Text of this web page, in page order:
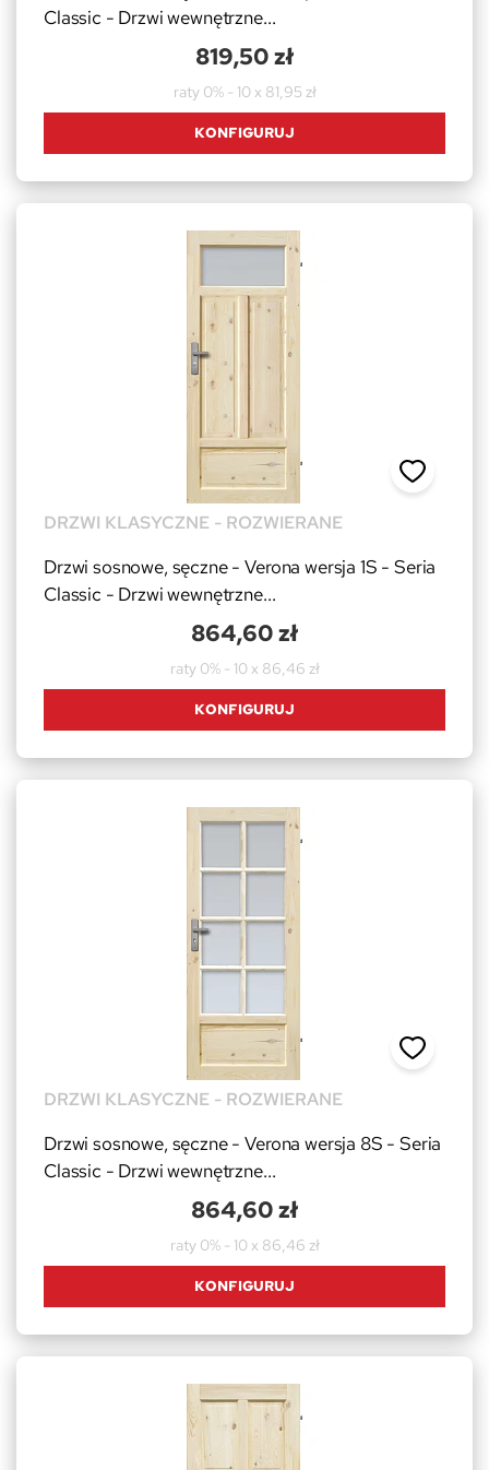
Classic - Drzwi wewnętrzne...
819,50 zł
raty 0% - 10 x 81,95 zł
KONFIGURUJ
DRZWI KLASYCZNE - ROZWIERANE
Drzwi sosnowe, sęczne - Verona wersja 1S - Seria
Classic - Drzwi wewnętrzne...
864,60 zł
raty 0% - 10 x 86,46 zł
KONFIGURUJ
DRZWI KLASYCZNE - ROZWIERANE
Drzwi sosnowe, sęczne - Verona wersja 8S - Seria
Classic - Drzwi wewnętrzne...
864,60 zł
raty 0% - 10 x 86,46 zł
KONFIGURUJ